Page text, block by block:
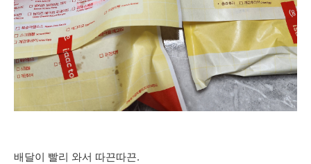
배달이 빨리 와서 따끈따끈.